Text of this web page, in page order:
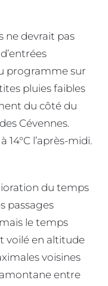
ne devrait pas
programme sur
pluies faibles
du côté du
Cévennes.
14°C l’après-midi.
du temps
passages
le temps
voilé en altitude
voisines
entre